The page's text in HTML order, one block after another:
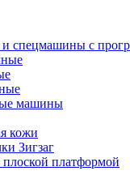
спецмашины с
машины
кожи
Зигзаг
плоской платформой